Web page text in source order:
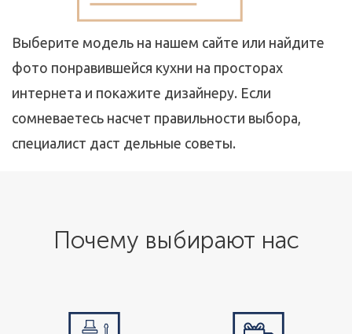
Выберите модель на нашем сайте или найдите
фото понравившейся кухни на просторах
интернета и покажите дизайнеру. Если
сомневаетесь насчет правильности выбора,
специалист даст дельные советы.
Почему выбирают нас